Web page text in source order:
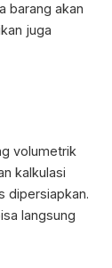
barang akan
juga
volumetrik
kalkulasi
dipersiapkan.
langsung